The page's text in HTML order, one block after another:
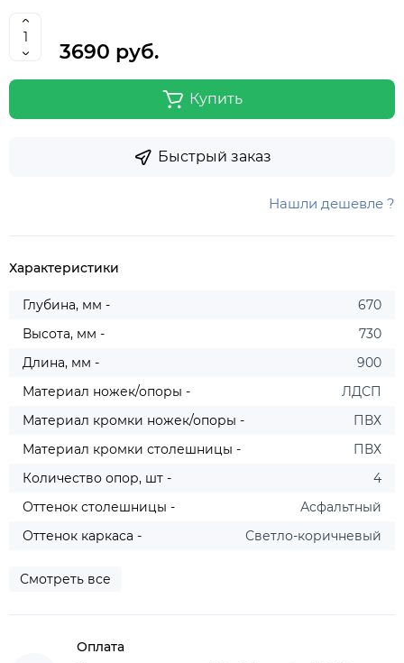
3690 руб.
Купить
Быстрый заказ
Нашли дешевле ?
Характеристики
Глубина, мм -
670
Высота, мм -
730
Длина, мм -
900
Материал ножек/опоры -
ЛДСП
Материал кромки ножек/опоры -
ПВХ
Материал кромки столешницы -
ПВХ
Количество опор, шт -
4
Оттенок столешницы -
Асфальтный
Оттенок каркаса -
Светло-коричневый
Смотреть все
Оплата